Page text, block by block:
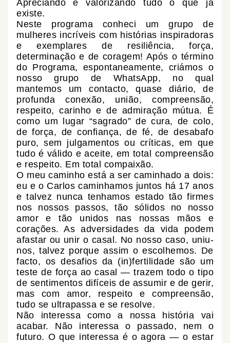
Apreciando e valorizando tudo o que já
existe.
Neste programa conheci um grupo de
mulheres incríveis com histórias inspiradoras
e exemplares de resiliência, força,
determinação e de coragem! Após o término
do Programa, espontaneamente, criámos o
nosso grupo de WhatsApp, no qual
mantemos um contacto, quase diário, de
profunda conexão, união, compreensão,
respeito, carinho e de admiração mútua. É
como um lugar “sagrado” de cura, de colo,
de força, de confiança, de fé, de desabafo
puro, sem julgamentos ou críticas, em que
tudo é válido e aceite, em total compreensão
e respeito. Em total compaixão.
O meu caminho está a ser caminhado a dois:
eu e o Carlos caminhamos juntos há 17 anos
e talvez nunca tenhamos estado tão firmes
nos nossos passos, tão sólidos no nosso
amor e tão unidos nas nossas mãos e
corações. As adversidades da vida podem
afastar ou unir o casal. No nosso caso, uniu-
nos, talvez porque assim o escolhemos. De
facto, os desafios da (in)fertilidade são um
teste de força ao casal — trazem todo o tipo
de sentimentos difíceis de assumir e de gerir,
mas com amor, respeito e compreensão,
tudo se ultrapassa e se resolve.
Não interessa como a nossa história vai
acabar. Não interessa o passado, nem o
futuro. O que interessa é o agora — o estar